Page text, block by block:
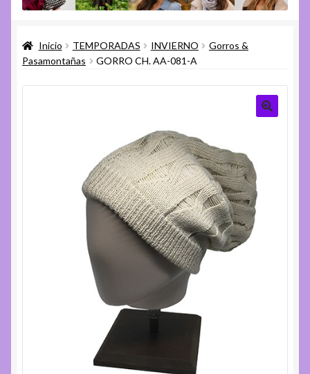
menú
Ayuda
menú
hijo
Inicio TEMPORADAS INVIERNO
Gorros &
Pasamontañas
GORRO CH. AA-081-A